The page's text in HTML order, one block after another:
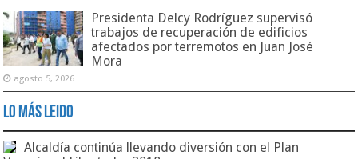
Presidenta Delcy Rodríguez supervisó
trabajos de recuperación de edificios
afectados por terremotos en Juan José
Mora
agosto 5, 2026
Lo Más Leido
Alcaldía continúa llevando diversión con el Plan